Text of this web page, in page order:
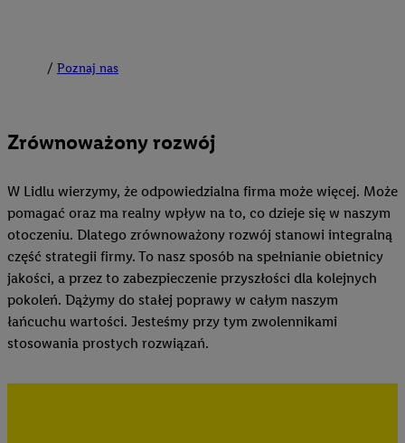
Poznaj nas
Zrównoważony rozwój
W Lidlu wierzymy, że odpowiedzialna firma może więcej. Może
pomagać oraz ma realny wpływ na to, co dzieje się w naszym
otoczeniu. Dlatego zrównoważony rozwój stanowi integralną
część strategii firmy. To nasz sposób na spełnianie obietnicy
jakości, a przez to zabezpieczenie przyszłości dla kolejnych
pokoleń. Dążymy do stałej poprawy w całym naszym
łańcuchu wartości. Jesteśmy przy tym zwolennikami
stosowania prostych rozwiązań.